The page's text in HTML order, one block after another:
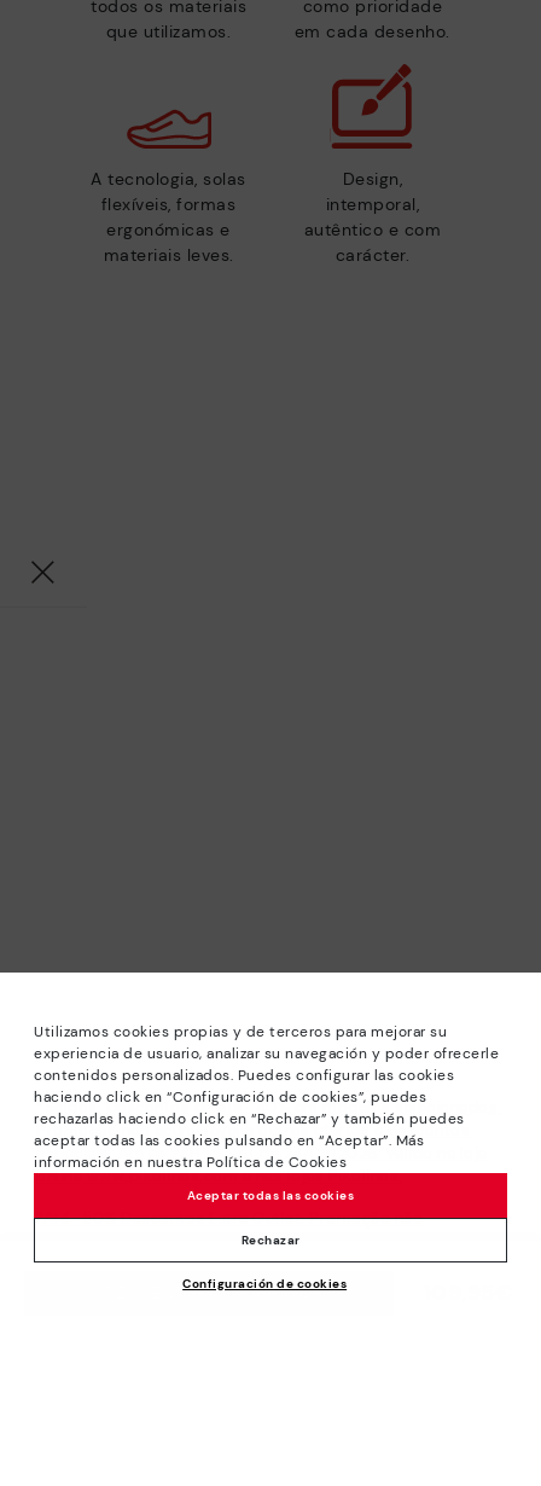
Utilizamos cookies propias y de terceros para mejorar su
experiencia de usuario, analizar su navegación y poder ofrecerle
contenidos personalizados. Puedes configurar las cookies
haciendo click en “Configuración de cookies”, puedes
rechazarlas haciendo click en “Rechazar” y también puedes
aceptar todas las cookies pulsando en “Aceptar”. Más
información en nuestra Política de Cookies
Configuración de cookies
Rechazar
Aceptar todas las cookies
ACRESCENTAR AO CARRINHO
todos os materiais
que utilizamos.
como prioridade
em cada desenho.
A tecnologia, solas
flexíveis, formas
ergonómicas e
materiais leves.
Design,
intemporal,
autêntico e com
carácter.
*Saldos: Descontos de até -40% em modelos selecionados.
Promoção não acumulável a outras ofertas e descontos
especiais. Até às 23H59 CET de 24/08/2026. Válido na loja
online www.pikolinos.com e nas lojas Pikolinos.
*Até -50% Descontos Extra Outlet. Promoção não
acumulável com outras ofertas e descontos especiais.
Válido na loja online www.pikolinos.com. Até às 23h59 CEST
(Bruxelas, Copenhaga, Madrid, Paris) de 31/08/2026.